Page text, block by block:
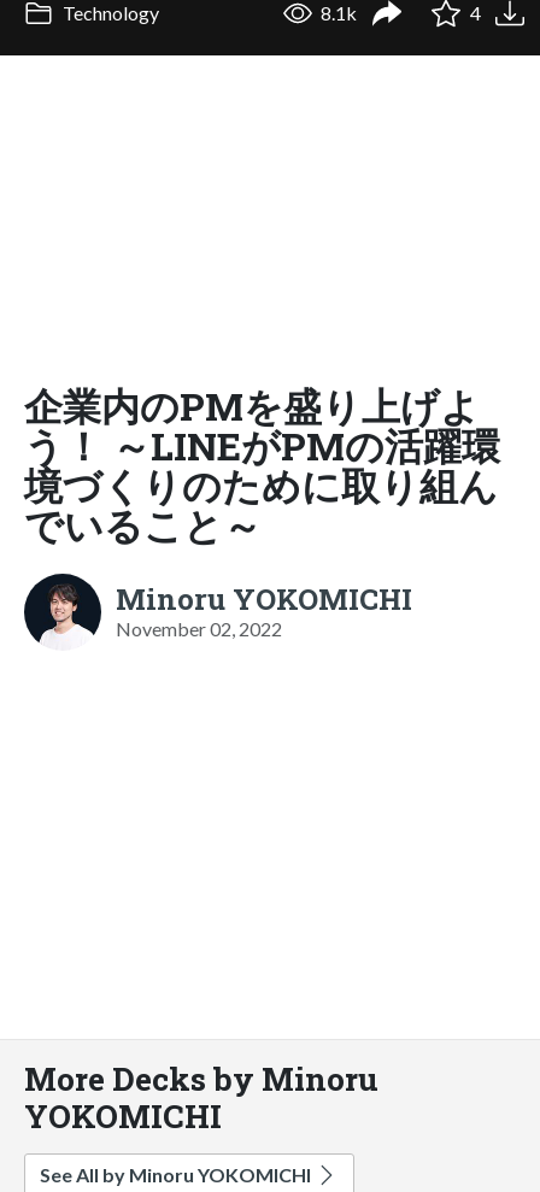
Technology 8.1k 4
企業内のPMを盛り上げよ
う！ ～LINEがPMの活躍環
境づくりのために取り組ん
でいること～
Minoru YOKOMICHI
November 02, 2022
More Decks by Minoru
YOKOMICHI
See All by Minoru YOKOMICHI